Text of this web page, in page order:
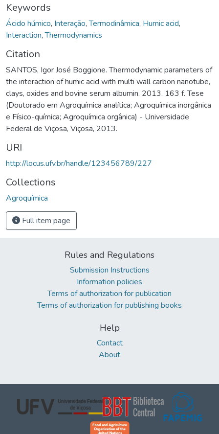
Keywords
Ácido húmico, Interação,Termodinâmica, Humic acid,
Interaction,Thermodynamics
Citation
SANTOS, Igor José Boggione. Thermodynamic parameters of
the interaction of humic acid with multi wall carbon nanotube,
clays, oxides and bovine serum albumin. 2013. 163 f. Tese
(Doutorado em Agroquímica analítica; Agroquímica inorgânica
e Físico-química; Agroquímica orgânica) - Universidade
Federal de Viçosa, Viçosa, 2013.
URI
http://locus.ufv.br/handle/123456789/227
Collections
Agroquímica
Full item page
Rules and Regulations
Submission Instructions
Information policies
Terms of authorization for publication
Terms of authorization for publishing books
Help
Contact
About